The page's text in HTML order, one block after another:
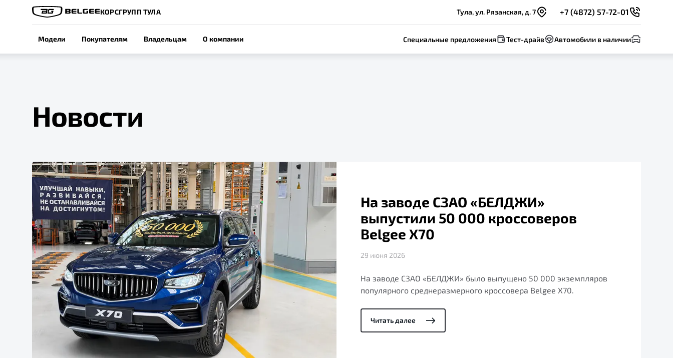
КОРСГРУПП ТУЛА Тула, ул. Рязанская, д. 7 +7 (4872) 57-72-01
Модели Покупателям Владельцам О компании Специальные предложения Тест-драйв Автомобили в наличии
Новости
На заводе СЗАО «БЕЛДЖИ»
выпустили 50 000 кроссоверов
Belgee X70
29 июня 2026
На заводе СЗАО «БЕЛДЖИ» было выпущено 50 000 экземпляров
популярного среднеразмерного кроссовера Belgee X70.
Читать далее